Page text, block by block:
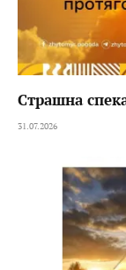
Страшна
31.07.2026